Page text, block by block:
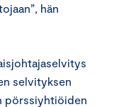
hän
selvityksen
pörssiyhtiöiden